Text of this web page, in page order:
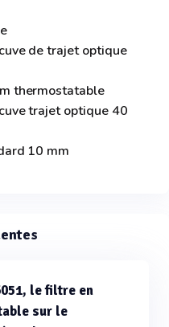
de trajet optique
thermostatable
trajet optique 40
10 mm
le filtre en
sur le